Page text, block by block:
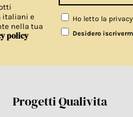
italiani e
nella tua
policy
Ho letto la
Desidero
Progetti Qualivita